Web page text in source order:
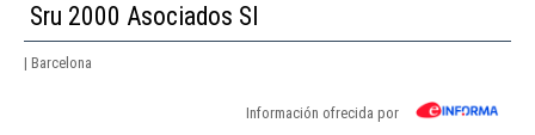
Sru 2000 Asociados Sl
| Barcelona
Información ofrecida por